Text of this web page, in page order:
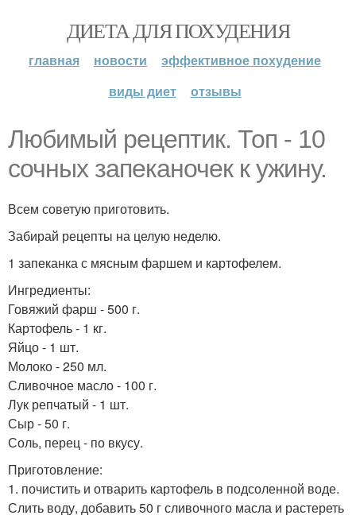
ДИЕТА ДЛЯ ПОХУДЕНИЯ
главная новости
эффективное похудение
виды диет
отзывы
Любимый рецептик. Топ - 10
сочных запеканочек к ужину.
Всем советую приготовить.
Забирай рецепты на целую неделю.
1 запеканка с мясным фаршем и картофелем.
Ингредиенты:
Говяжий фарш - 500 г.
Картофель - 1 кг.
Яйцо - 1 шт.
Молоко - 250 мл.
Сливочное масло - 100 г.
Лук репчатый - 1 шт.
Сыр - 50 г.
Соль, перец - по вкусу.
Приготовление:
1. почистить и отварить картофель в подсоленной воде.
Слить воду, добавить 50 г сливочного масла и растереть